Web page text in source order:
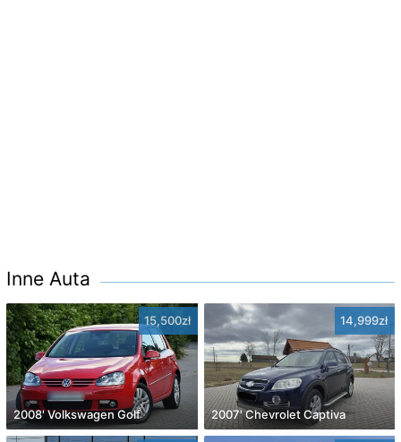
Inne Auta
15,500zł
2008' Volkswagen Golf
14,999zł
2007' Chevrolet Captiva